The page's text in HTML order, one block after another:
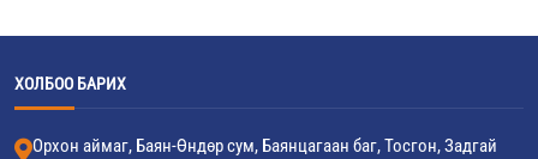
ХОЛБОО БАРИХ
Орхон аймаг, Баян-Өндөр сум, Баянцагаан баг, Тосгон, Задгай